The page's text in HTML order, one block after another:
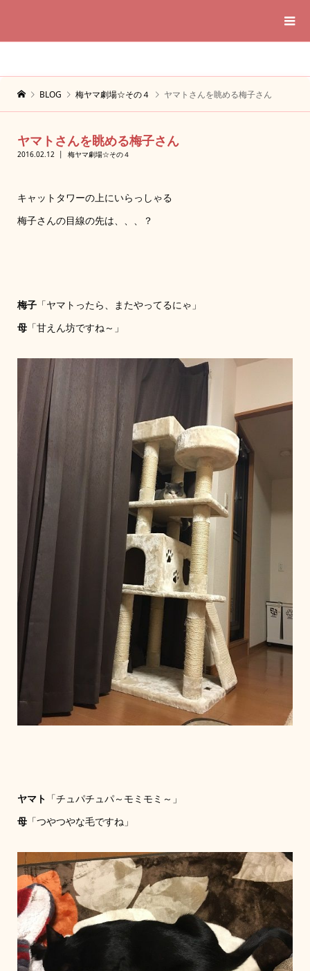
BLOG 梅ヤマ劇場☆その４ ヤマトさんを眺める梅子さん
ヤマトさんを眺める梅子さん
2016.02.12 梅ヤマ劇場☆その４
キャットタワーの上にいらっしゃる
梅子さんの目線の先は、、、？
梅子「ヤマトったら、またやってるにゃ」
母「甘えん坊ですね～」
ヤマト 「チュパチュパ～モミモミ～」
母「つやつやな毛ですね」